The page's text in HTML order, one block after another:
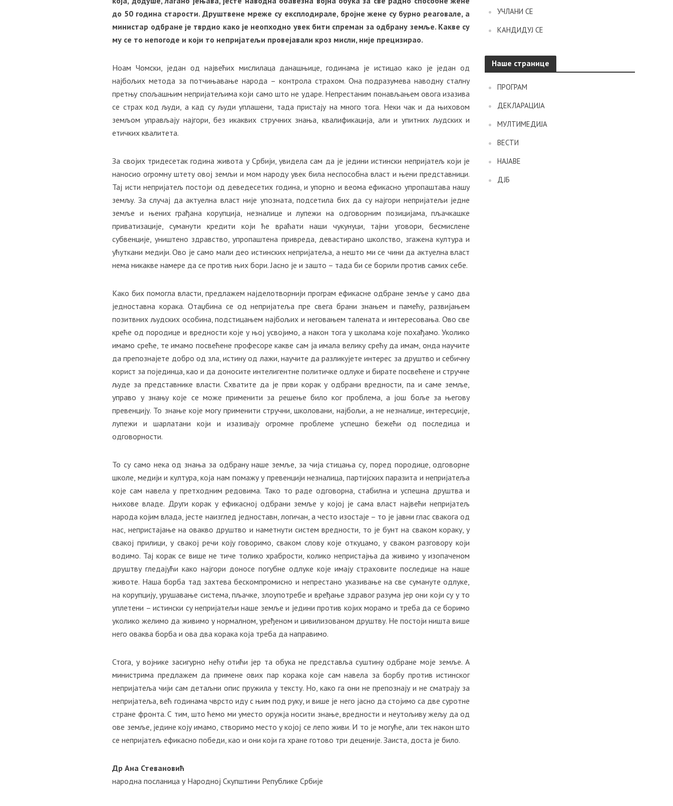
до 50 година старости. Друштвене мреже су експлодирале, бројне жене су бурно реаговале, а
министар одбране је тврдио како је неопходно увек бити спреман за одбрану земље. Какве су
му се то непогоде и који то непријатељи провејавали кроз мисли, није прецизирао.
Ноам Чомски, један од највећих мислилаца данашњице, годинама је истицао како је један од
најбољих метода за потчињавање народа – контрола страхом. Она подразумева наводну сталну
претњу спољашњим непријатељима који само што не ударе. Непрестаним понављањем овога изазива
се страх код људи, а кад су људи уплашени, тада пристају на много тога. Неки чак и да њиховом
земљом управљају најгори, без икаквих стручних знања, квалификација, али и упитних људских и
етичких квалитета.
За својих тридесетак година живота у Србији, увидела сам да је једини истински непријатељ који је
наносио огромну штету овој земљи и мом народу увек била неспособна власт и њени представници.
Тај исти непријатељ постоји од деведесетих година, и упорно и веома ефикасно упропаштава нашу
земљу. За случај да актуелна власт није упозната, подсетила бих да су најгори непријатељи једне
земље и њених грађана корупција, незналице и лупежи на одговорним позицијама, пљачкашке
приватизације, суманути кредити који ће враћати наши чукунуци, тајни уговори, бесмислене
субвенције, уништено здравство, упропаштена привреда, девастирано школство, згажена култура и
ућуткани медији. Ово је само мали део истинских непријатеља, а нешто ми се чини да актуелна власт
нема никакве намере да се против њих бори. Јасно је и зашто – тада би се борили против самих себе.
Како бих помогла власти, предлажем најделотворнији програм ефикасне одбране земље у само два
једноставна корака. Отаџбина се од непријатеља пре свега брани знањем и памећу, развијањем
позитвних људских особина, подстицањем најбољих и неговањем талената и интересовања. Ово све
креће од породице и вредности које у њој усвојимо, а након тога у школама које похађамо. Уколико
имамо среће, те имамо посвећене професоре какве сам ја имала велику срећу да имам, онда научите
да препознајете добро од зла, истину од лажи, научите да разликујете интерес за друштво и себичну
корист за појединца, као и да доносите интелигентне политичке одлуке и бирате посвећене и стручне
људе за представнике власти. Схватите да је први корак у одбрани вредности, па и саме земље,
управо у знању које се може применити за решење било ког проблема, а још боље за његову
превенцију. То знање које могу применити стручни, школовани, најбољи, а не незналице, интересџије,
лупежи и шарлатани који и изазивају огромне проблеме успешно бежећи од последица и
одговорности.
То су само нека од знања за одбрану наше земље, за чија стицања су, поред породице, одговорне
школе, медији и култура, која нам помажу у превенцији незналица, партијских паразита и непријатеља
које сам навела у претходним редовима. Тако то раде одговорна, стабилна и успешна друштва и
њихове владе. Други корак у ефикасној одбрани земље у којој је сама власт највећи непријатељ
народа којим влада, јесте наизглед једноставн, логичан, а често изостаје – то је јавни глас свакога од
нас, непристајање на овакво друштво и наметнути систем вредности, то је бунт на сваком кораку, у
свакој прилици, у свакој речи коју говоримо, сваком слову које откуцамо, у сваком разговору који
водимо. Тај корак се више не тиче толико храбрости, колико непристајња да живимо у изопаченом
друштву гледајући како најгори доносе погубне одлуке које имају страховите последице на наше
животе. Наша борба тад захтева бескомпромисно и непрестано указивање на све сумануте одлуке,
на корупцију, урушавање система, пљачке, злоупотребе и вређање здравог разума јер они који су у то
уплетени – истински су непријатељи наше земље и једини против којих морамо и треба да се боримо
уколико желимо да живимо у нормалном, уређеном и цивилизованом друштву. Не постоји ништа више
него оваква борба и ова два корака која треба да направимо.
Стога, у војнике засигурно нећу отићи јер та обука не представља суштину одбране моје земље. А
министрима предлажем да примене ових пар корака које сам навела за борбу против истинског
непријатеља чији сам детаљни опис пружила у тексту. Но, како га они не препознају и не сматрају за
непријатеља, већ годинама чврсто иду с њим под руку, и више је него јасно да стојимо са две суротне
стране фронта. С тим, што ћемо ми уместо оружја носити знање, вредности и неутољиву жељу да од
ове земље, једине коју имамо, створимо место у којој се лепо живи. И то је могуће, али тек након што
се непријатељ ефикасно победи, као и они који га хране готово три деценије. Заиста, доста је било.
Др Ана Стевановић
народна посланица у Народној Скупштини Републике Србије
УЧЛАНИ СЕ
КАНДИДУЈ СЕ
Наше странице
ПРОГРАМ
ДЕКЛАРАЦИЈА
МУЛТИМЕДИЈА
ВЕСТИ
НАЈАВЕ
ДЈБ